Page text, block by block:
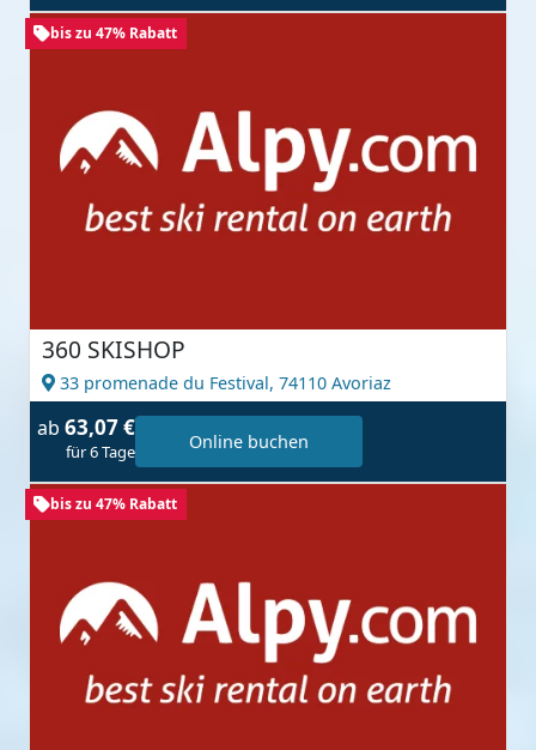
bis zu 47% Rabatt
360 SKISHOP
33 promenade du Festival, 74110 Avoriaz
ab 63,07 €
für 6 Tage Online buchen
bis zu 47% Rabatt